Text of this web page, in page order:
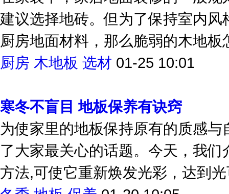
在家装中，家居地面装修的一般
建议选择地砖。但为了保持室内
厨房地面材料，那么脆弱的木地
厨房
木地板 选材
寒冬不盲目 地板保养有诀窍
为使家里的地板保持原有的质感
了大家最关心的话题。今天，我
方法,可使它重新焕发光彩，达到